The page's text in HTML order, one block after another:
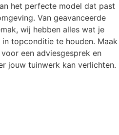
het perfecte model dat past
Van geavanceerde
wij hebben alles wat je
topconditie te houden. Maak
een adviesgesprek en
jouw tuinwerk kan verlichten.